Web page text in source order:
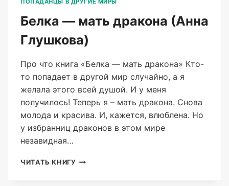
Белка — мать дракона (Анна
Глушкова)
Про что книга «Белка — мать дракона» Кто-
то попадает в другой мир случайно, а я
желала этого всей душой. И у меня
получилось! Теперь я – мать дракона. Снова
молода и красива. И, кажется, влюблена. Но
у избранниц драконов в этом мире
незавидная…
ЧИТАТЬ КНИГУ БЕЛКА